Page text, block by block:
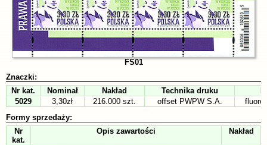
FS01
Znaczki:
Nr kat.
Nominał Nakład Technika druku
5029
3,30zł 216.000 szt. offset PWPW S.A.
Formy sprzedaży:
Nr
kat.
Opis zawartości Nakład